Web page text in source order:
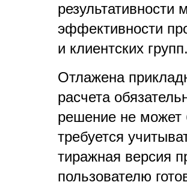
результативности
эффективности
и клиентских
Отлажена
расчета
решение не может
требуется
тиражная версия
пользователю